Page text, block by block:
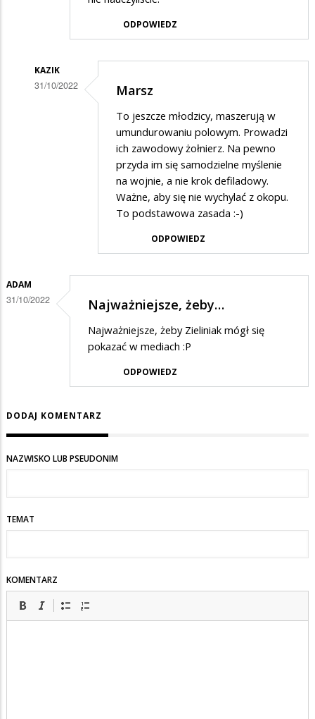
ODPOWIEDZ
KAZIK
31/10/2022 Marsz
To jeszcze młodzicy, maszerują w
umundurowaniu polowym. Prowadzi
ich zawodowy żołnierz. Na pewno
przyda im się samodzielne myślenie
na wojnie, a nie krok defiladowy.
Ważne, aby się nie wychylać z okopu.
To podstawowa zasada :-)
ODPOWIEDZ
ADAM
31/10/2022 Najważniejsze, żeby…
Najważniejsze, żeby Zieliniak mógł się
pokazać w mediach :P
ODPOWIEDZ
DODAJ KOMENTARZ
NAZWISKO LUB PSEUDONIM
TEMAT
KOMENTARZ